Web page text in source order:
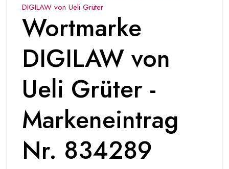
DIGILAW von Ueli Grüter
Wortmarke
DIGILAW von
Ueli Grüter -
Markeneintrag
Nr. 834289